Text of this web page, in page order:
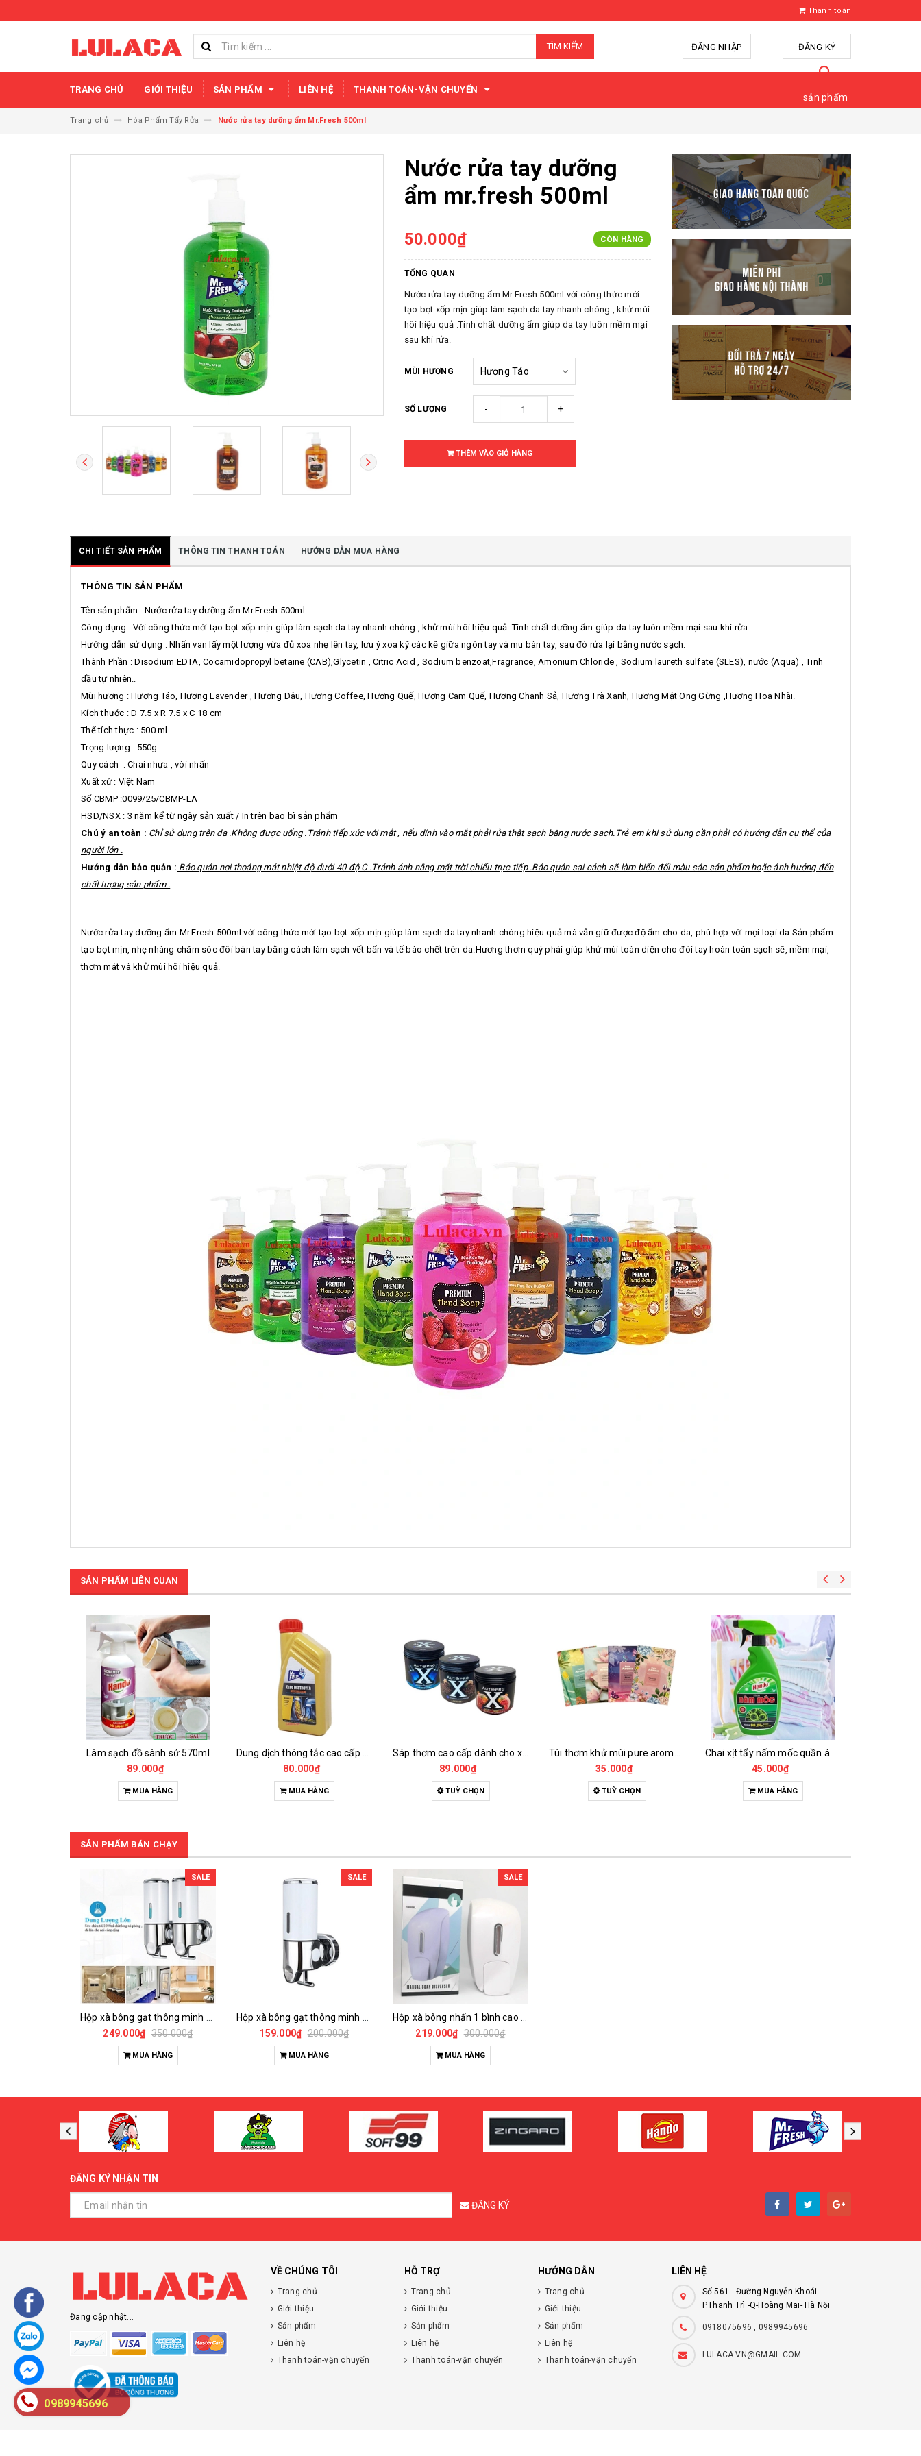
Thanh toán
TÌM KIẾM ĐĂNG NHẬP ĐĂNG KÝ
TRANG CHỦ GIỚI THIỆU SẢN PHẨM LIÊN HỆ THANH TOÁN-VẬN CHUYỂN
sản phẩm
Trang chủ Hóa Phẩm Tẩy Rửa Nước rửa tay dưỡng ẩm Mr.Fresh 500ml
Nước rửa tay dưỡng
ẩm mr.fresh 500ml
50.000₫ CÒN HÀNG
TỔNG QUAN
Nước rửa tay dưỡng ẩm Mr.Fresh 500ml với công thức mới
tạo bọt xốp mịn giúp làm sạch da tay nhanh chóng , khử mùi
hôi hiệu quả .Tinh chất dưỡng ẩm giúp da tay luôn mềm mại
sau khi rửa.
MÙI HƯƠNG
SỐ LƯỢNG - +
THÊM VÀO GIỎ HÀNG
CHI TIẾT SẢN PHẨM THÔNG TIN THANH TOÁN HƯỚNG DẪN MUA HÀNG
THÔNG TIN SẢN PHẨM
Tên sản phẩm : Nước rửa tay dưỡng ẩm Mr.Fresh 500ml
Công dụng : Với công thức mới tạo bọt xốp mịn giúp làm sạch da tay nhanh chóng , khử mùi hôi hiệu quả .Tinh chất dưỡng ẩm giúp da tay luôn mềm mại sau khi rửa.
Hướng dẫn sử dụng : Nhấn van lấy một lượng vừa đủ xoa nhẹ lên tay, lưu ý xoa kỹ các kẽ giữa ngón tay và mu bàn tay, sau đó rửa lại bằng nước sạch.
Thành Phần : Disodium EDTA, Cocamidopropyl betaine (CAB),Glycetin , Citric Acid , Sodium benzoat,Fragrance, Amonium Chloride , Sodium laureth sulfate (SLES), nước (Aqua) , Tinh
dầu tự nhiên..
Mùi hương : Hương Táo, Hương Lavender , Hương Dâu, Hương Coffee, Hương Quế, Hương Cam Quế, Hương Chanh Sả, Hương Trà Xanh, Hương Mật Ong Gừng ,Hương Hoa Nhài.
Kích thước : D 7.5 x R 7.5 x C 18 cm
Thể tích thực : 500 ml
Trọng lượng : 550g
Quy cách : Chai nhựa , vòi nhấn
Xuất xứ : Việt Nam
Số CBMP :0099/25/CBMP-LA
HSD/NSX : 3 năm kể từ ngày sản xuất / In trên bao bì sản phẩm
Chú ý an toàn : Chỉ sử dụng trên da .Không được uống .Tránh tiếp xúc với mắt , nếu dính vào mắt phải rửa thật sạch băng nước sạch.Trẻ em khi sử dụng cần phải có hướng dẫn cụ thể của
người lớn .
Hướng dẫn bảo quản : Bảo quản nơi thoáng mát nhiệt độ dưới 40 độ C .Tránh ánh nắng mặt trời chiếu trực tiếp .Bảo quản sai cách sẽ làm biến đổi màu sác sản phẩm hoặc ảnh hưởng đến
chất lượng sản phẩm .
Nước rửa tay dưỡng ẩm Mr.Fresh 500ml với công thức mới tạo bọt xốp mịn giúp làm sạch da tay nhanh chóng hiệu quả mà vẫn giữ được độ ẩm cho da, phù hợp với mọi loại da.Sản phẩm
tạo bọt mịn, nhẹ nhàng chăm sóc đôi bàn tay bằng cách làm sạch vết bẩn và tế bào chết trên da.Hương thơm quý phái giúp khử mùi toàn diện cho đôi tay hoàn toàn sạch sẽ, mềm mại,
thơm mát và khử mùi hôi hiệu quả.
SẢN PHẨM LIÊN QUAN
Làm sạch đồ sành sứ 570ml
89.000₫
MUA HÀNG
80.000₫
MUA HÀNG
Sáp thơm cao cấp dành cho xe hơi autopro 220g
89.000₫
TUỲ CHỌN
35.000₫
TUỲ CHỌN
45.000₫
MUA HÀNG
SẢN PHẨM BÁN CHẠY
SALE
249.000₫ 350.000₫
MUA HÀNG
SALE
159.000₫ 200.000₫
MUA HÀNG
SALE
219.000₫ 300.000₫
MUA HÀNG
ĐĂNG KÝ NHẬN TIN
ĐĂNG KÝ
Đang cập nhật...
VỀ CHÚNG TÔI
Trang chủ
Giới thiệu
Sản phẩm
Liên hệ
Thanh toán-vận chuyển
HỖ TRỢ
Trang chủ
Giới thiệu
Sản phẩm
Liên hệ
Thanh toán-vận chuyển
HƯỚNG DẪN
Trang chủ
Giới thiệu
Sản phẩm
Liên hệ
Thanh toán-vận chuyển
LIÊN HỆ
Số 561 - Đường Nguyễn Khoái -
P.Thanh Trì -Q-Hoàng Mai- Hà Nội
0918075696 , 0989945696
LULACA.VN@GMAIL.COM
0989945696